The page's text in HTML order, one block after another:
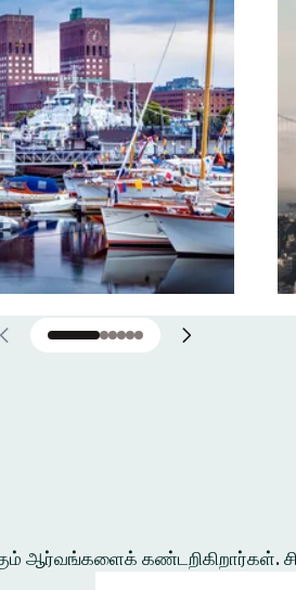
ஆர்வங்களைக்